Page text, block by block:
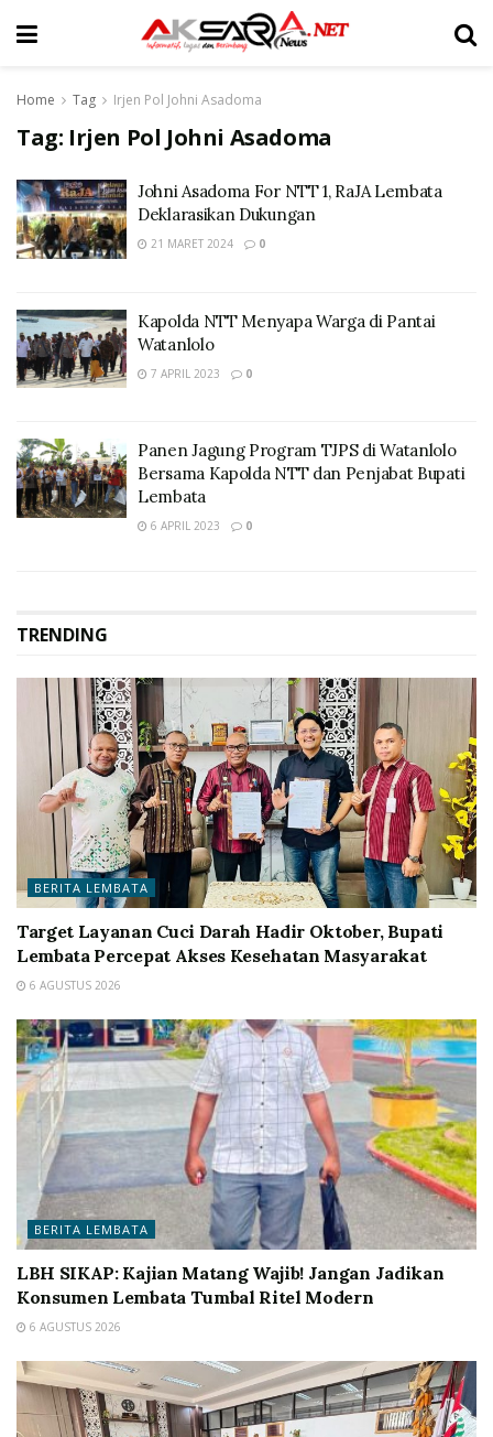
Home Tag Irjen Pol Johni Asadoma
Tag: Irjen Pol Johni Asadoma
Johni Asadoma For NTT 1, RaJA Lembata
Deklarasikan Dukungan
21 MARET 2024 0
Kapolda NTT Menyapa Warga di Pantai
Watanlolo
7 APRIL 2023 0
Panen Jagung Program TJPS di Watanlolo
Bersama Kapolda NTT dan Penjabat Bupati
Lembata
6 APRIL 2023 0
TRENDING
BERITA LEMBATA
Target Layanan Cuci Darah Hadir Oktober, Bupati
Lembata Percepat Akses Kesehatan Masyarakat
6 AGUSTUS 2026
BERITA LEMBATA
LBH SIKAP: Kajian Matang Wajib! Jangan Jadikan
Konsumen Lembata Tumbal Ritel Modern
6 AGUSTUS 2026